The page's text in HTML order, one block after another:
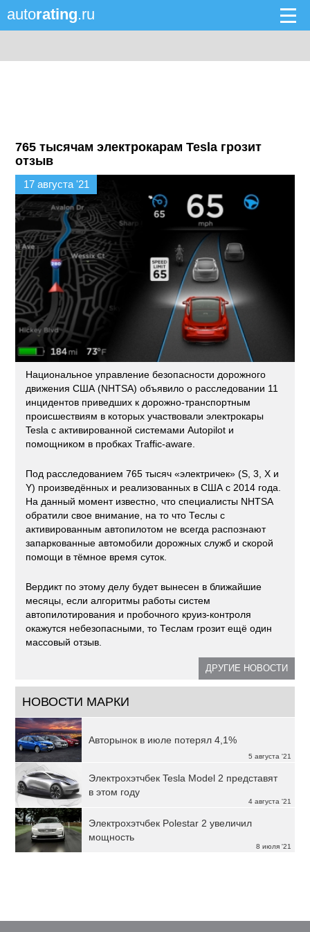
autorating.ru
765 тысячам электрокарам Tesla грозит
отзыв
17 августа '21
Национальное управление безопасности дорожного
движения США (NHTSA) объявило о расследовании 11
инцидентов приведших к дорожно-транспортным
происшествиям в которых участвовали электрокары
Tesla с активированной системами Autopilot и
помощником в пробках Traffic-aware.
Под расследованием 765 тысяч «электричек» (S, 3, X и
Y) произведённых и реализованных в США с 2014 года.
На данный момент известно, что специалисты NHTSA
обратили свое внимание, на то что Теслы с
активированным автопилотом не всегда распознают
запаркованные автомобили дорожных служб и скорой
помощи в тёмное время суток.
Вердикт по этому делу будет вынесен в ближайшие
месяцы, если алгоритмы работы систем
автопилотирования и пробочного круиз-контроля
окажутся небезопасными, то Теслам грозит ещё один
массовый отзыв.
ДРУГИЕ НОВОСТИ
НОВОСТИ МАРКИ
5 августа '21
Авторынок в июле потерял 4,1%
4 августа '21
Электрохэтчбек Tesla Model 2 представят
в этом году
8 июля '21
Электрохэтчбек Polestar 2 увеличил
мощность